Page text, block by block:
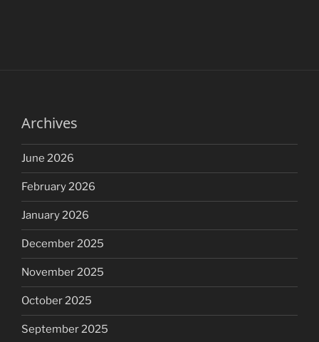
Archives
June 2026
February 2026
January 2026
December 2025
November 2025
October 2025
September 2025